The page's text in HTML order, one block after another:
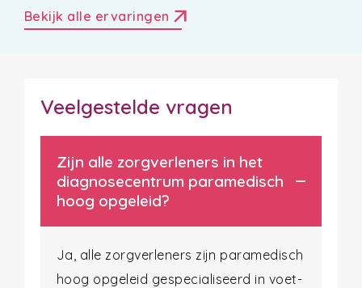
Bekijk alle ervaringen arrow_outward
Veelgestelde vragen
Zijn alle zorgverleners in het
diagnosecentrum paramedisch
hoog opgeleid?
Ja, alle zorgverleners zijn paramedisch
hoog opgeleid gespecialiseerd in voet-